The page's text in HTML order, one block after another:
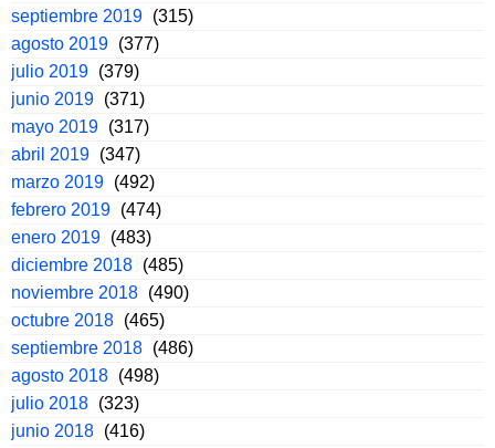
septiembre 2019 (315)
agosto 2019 (377)
julio 2019 (379)
junio 2019 (371)
mayo 2019 (317)
abril 2019 (347)
marzo 2019 (492)
febrero 2019 (474)
enero 2019 (483)
diciembre 2018 (485)
noviembre 2018 (490)
octubre 2018 (465)
septiembre 2018 (486)
agosto 2018 (498)
julio 2018 (323)
junio 2018 (416)